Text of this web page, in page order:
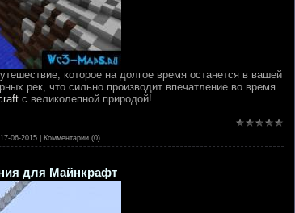
которое на долгое время останется в вашей
рек, что сильно производит впечатление во время
с великолепной природой!
17-06-2015 | Комментарии (0)
для Майнкрафт